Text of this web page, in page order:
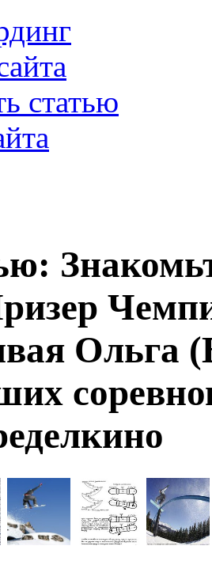
статью
Ольга